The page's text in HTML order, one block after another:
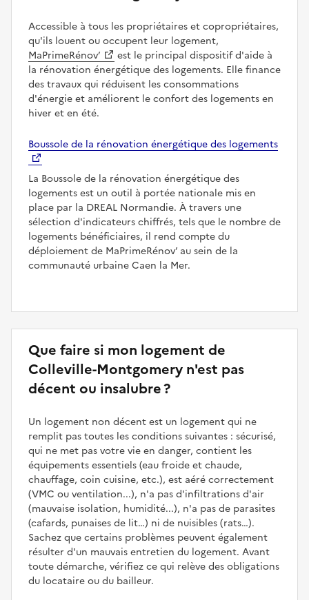
Accessible à tous les propriétaires et copropriétaires,
qu'ils louent ou occupent leur logement,
MaPrimeRénov’
est le principal dispositif d'aide à
la rénovation énergétique des logements. Elle finance
des travaux qui réduisent les consommations
d'énergie et améliorent le confort des logements en
hiver et en été.
Boussole de la rénovation énergétique des logements
La Boussole de la rénovation énergétique des
logements est un outil à portée nationale mis en
place par la DREAL Normandie. À travers une
sélection d'indicateurs chiffrés, tels que le nombre de
logements bénéficiaires, il rend compte du
déploiement de MaPrimeRénov’ au sein de la
communauté urbaine Caen la Mer.
Que faire si mon logement de
Colleville-Montgomery n'est pas
décent ou insalubre ?
Un logement non décent est un logement qui ne
remplit pas toutes les conditions suivantes : sécurisé,
qui ne met pas votre vie en danger, contient les
équipements essentiels (eau froide et chaude,
chauffage, coin cuisine, etc.), est aéré correctement
(VMC ou ventilation...), n'a pas d'infiltrations d'air
(mauvaise isolation, humidité...), n'a pas de parasites
(cafards, punaises de lit…) ni de nuisibles (rats…).
Sachez que certains problèmes peuvent également
résulter d'un mauvais entretien du logement. Avant
toute démarche, vérifiez ce qui relève des obligations
du locataire ou du bailleur.